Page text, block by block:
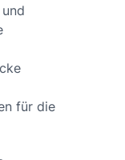
für die